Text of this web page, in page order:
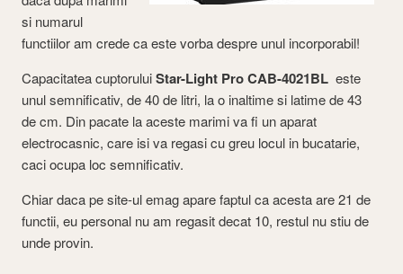
si numarul
functiilor am crede ca este vorba despre unul incorporabil!
Capacitatea cuptoruluiStar-Light Pro CAB-4021BL este
unul semnificativ, de 40 de litri, la o inaltime si latime de 43
de cm. Din pacate la aceste marimi va fi un aparat
electrocasnic, care isi va regasi cu greu locul in bucatarie,
caci ocupa loc semnificativ.
Chiar daca pe site-ul emag apare faptul ca acesta are 21 de
functii, eu personal nu am regasit decat 10, restul nu stiu de
unde provin.